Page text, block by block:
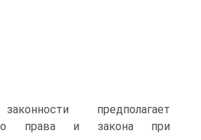
предполагает
права и закона при